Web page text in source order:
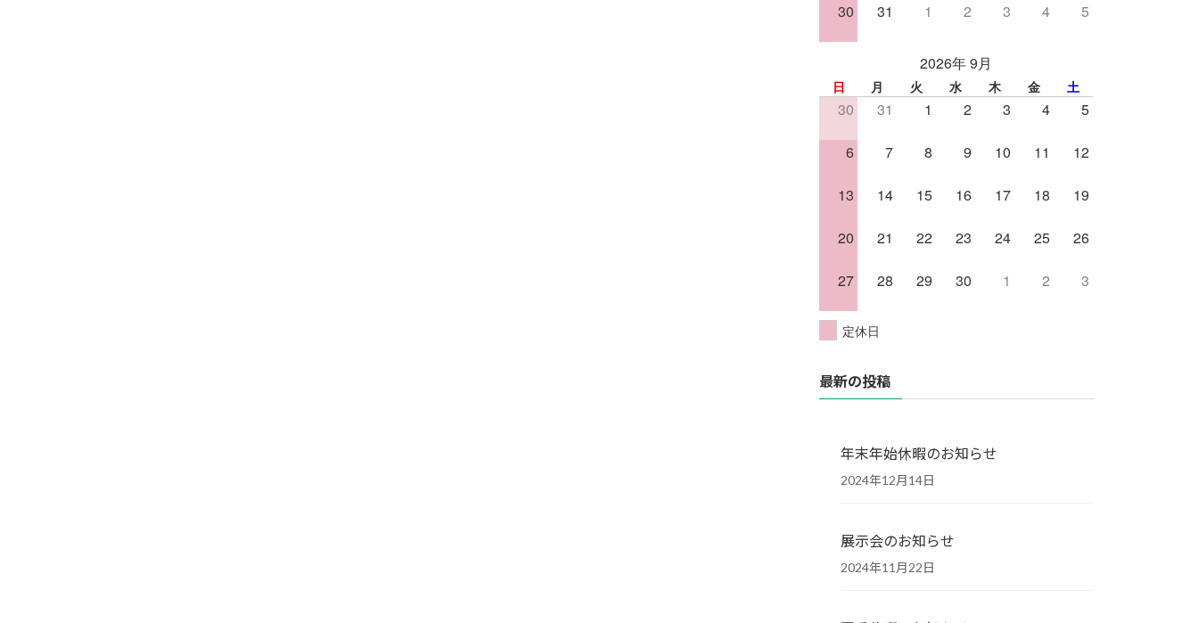
30 31 1 2 3 4 5
2026年 9月
日 月 火 水 木 金 土
30 31 1 2 3 4 5
6 7 8 9 10 11 12
13 14 15 16 17 18 19
20 21 22 23 24 25 26
27 28 29 30 1 2 3
定休日
最新の投稿
年末年始休暇のお知らせ
2024年12月14日
展示会のお知らせ
2024年11月22日